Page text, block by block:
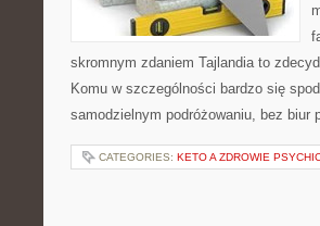
skromnym zdaniem Tajlandia to
Komu w szczególności bardzo się
samodzielnym podróżowaniu, bez biur
CATEGORIES: KETO A ZDROWIE